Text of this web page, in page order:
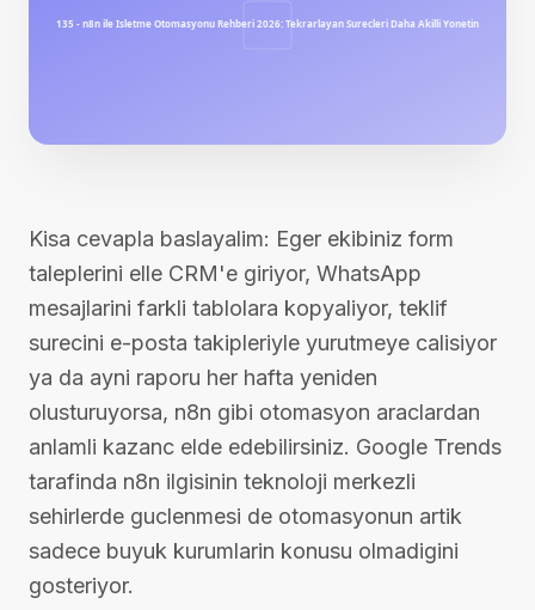
Kisa cevapla baslayalim: Eger ekibiniz form
taleplerini elle CRM'e giriyor, WhatsApp
mesajlarini farkli tablolara kopyaliyor, teklif
surecini e-posta takipleriyle yurutmeye calisiyor
ya da ayni raporu her hafta yeniden
olusturuyorsa, n8n gibi otomasyon araclardan
anlamli kazanc elde edebilirsiniz. Google Trends
tarafinda n8n ilgisinin teknoloji merkezli
sehirlerde guclenmesi de otomasyonun artik
sadece buyuk kurumlarin konusu olmadigini
gosteriyor.